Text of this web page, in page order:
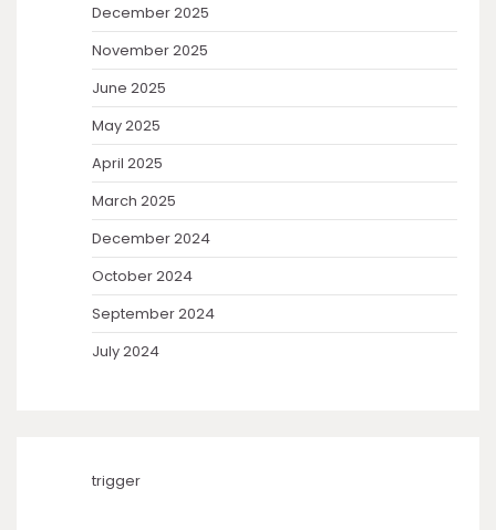
December 2025
November 2025
June 2025
May 2025
April 2025
March 2025
December 2024
October 2024
September 2024
July 2024
trigger